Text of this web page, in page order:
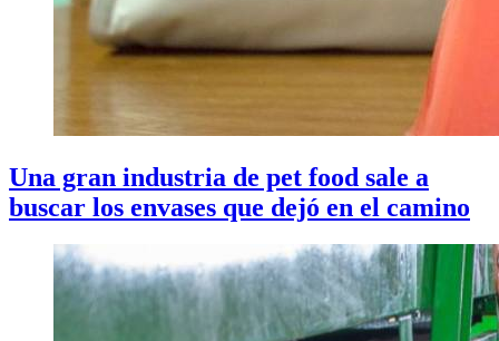
Una gran industria de pet food sale a
buscar los envases que dejó en el camino